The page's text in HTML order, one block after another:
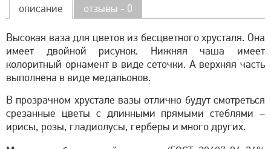
описание отзывы - 0
Высокая ваза для цветов из бесцветного хрусталя. Она
имеет двойной рисунок. Нижняя чаша имеет
колоритный орнамент в виде сеточки. А верхняя часть
выполнена в виде медальонов.
В прозрачном хрустале вазы отлично будут смотреться
срезанные цветы с длинными прямыми стеблями –
ирисы, розы, гладиолусы, герберы и много других.